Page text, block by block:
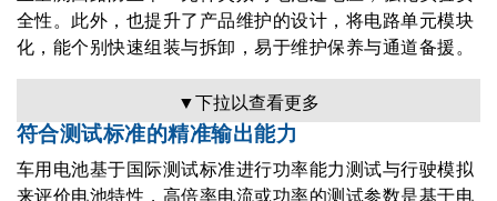
全性。此外，也提升了产品维护的设计，将电路单元模块
化，能个别快速组装与拆卸，易于维护保养与通道备援。
▼下拉以查看更多
符合测试标准的精准输出能力
车用电池基于国际测试标准进行功率能力测试与行驶模拟
来评价电池特性，高倍率电流或功率的测试参数是基于电